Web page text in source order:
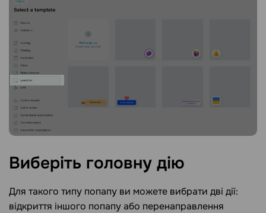
Виберіть головну дію
Для такого типу попапу ви можете вибрати дві дії:
відкриття іншого попапу або перенаправлення